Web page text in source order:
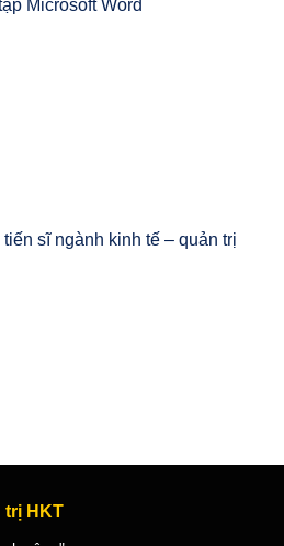
Microsoft Word
sĩ ngành kinh tế – quản trị
trị HKT